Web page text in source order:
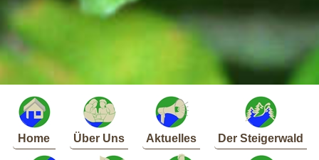
Home Über Uns Aktuelles Der Steigerwald